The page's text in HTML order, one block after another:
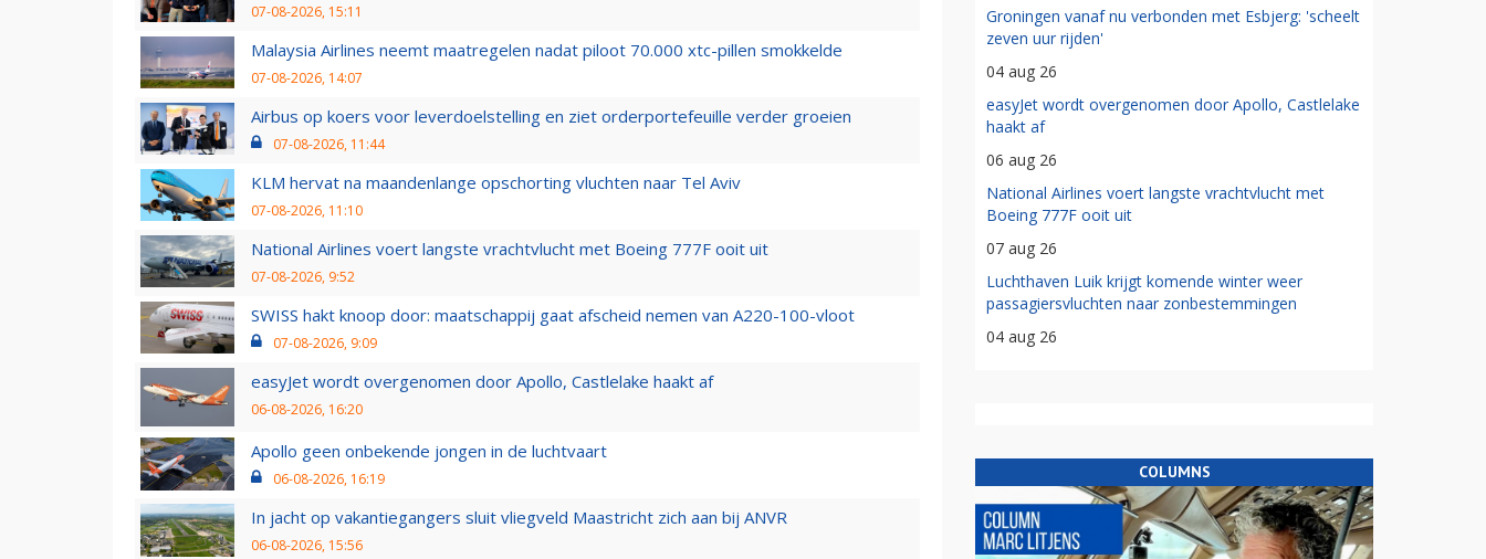
07-08-2026, 15:11
Malaysia Airlines neemt maatregelen nadat piloot 70.000 xtc-pillen smokkelde
07-08-2026, 14:07
Airbus op koers voor leverdoelstelling en ziet orderportefeuille verder groeien
07-08-2026, 11:44
KLM hervat na maandenlange opschorting vluchten naar Tel Aviv
07-08-2026, 11:10
National Airlines voert langste vrachtvlucht met Boeing 777F ooit uit
07-08-2026, 9:52
SWISS hakt knoop door: maatschappij gaat afscheid nemen van A220-100-vloot
07-08-2026, 9:09
easyJet wordt overgenomen door Apollo, Castlelake haakt af
06-08-2026, 16:20
Apollo geen onbekende jongen in de luchtvaart
06-08-2026, 16:19
In jacht op vakantiegangers sluit vliegveld Maastricht zich aan bij ANVR
06-08-2026, 15:56
Groningen vanaf nu verbonden met Esbjerg: 'scheelt
zeven uur rijden'
04 aug 26
easyJet wordt overgenomen door Apollo, Castlelake
haakt af
06 aug 26
National Airlines voert langste vrachtvlucht met
Boeing 777F ooit uit
07 aug 26
Luchthaven Luik krijgt komende winter weer
passagiersvluchten naar zonbestemmingen
04 aug 26
COLUMNS